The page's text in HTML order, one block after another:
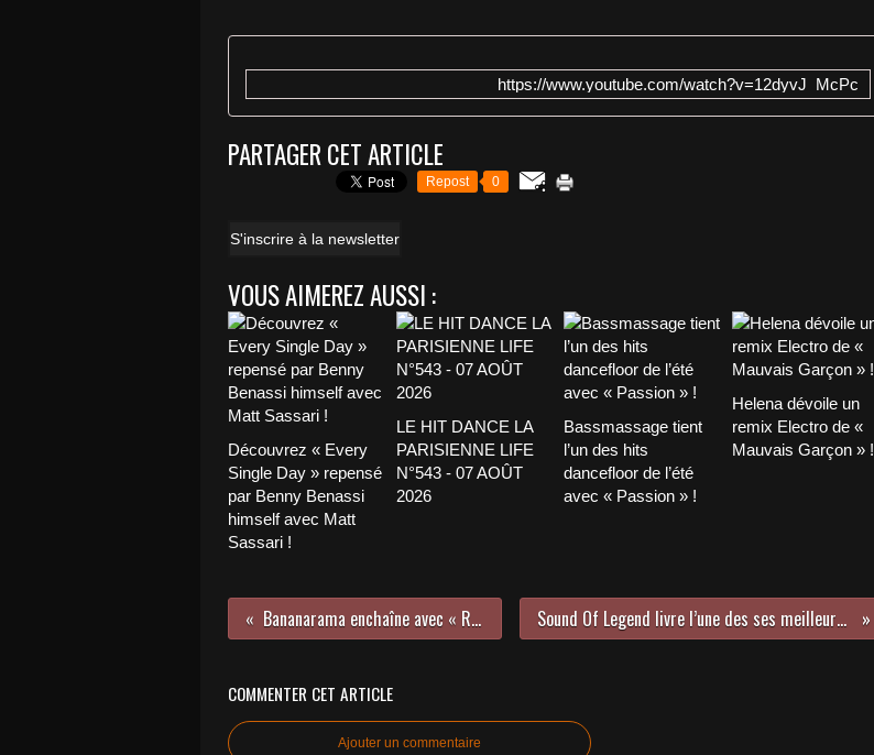
https://www.youtube.com/watch?v=12dyvJ_McPc
PARTAGER CET ARTICLE
Repost 0
S'inscrire à la newsletter
VOUS AIMEREZ AUSSI :
Découvrez « Every
Single Day » repensé
par Benny Benassi
himself avec Matt
Sassari !
LE HIT DANCE LA
PARISIENNE LIFE
N°543 - 07 AOÛT
2026
Bassmassage tient
l’un des hits
dancefloor de l’été
avec « Passion » !
Helena dévoile un
remix Electro de «
Mauvais Garçon » !
Bananarama enchaîne avec « Running With The Night » ! Sound Of Legend livre l’une des ses meilleures reprises avec « I’m So Excited » !
COMMENTER CET ARTICLE
Ajouter un commentaire